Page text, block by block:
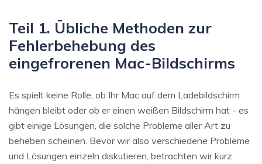
Teil 1. Übliche Methoden zur
Fehlerbehebung des
eingefrorenen Mac-Bildschirms
Es spielt keine Rolle, ob Ihr Mac auf dem Ladebildschirm
hängen bleibt oder ob er einen weißen Bildschirm hat - es
gibt einige Lösungen, die solche Probleme aller Art zu
beheben scheinen. Bevor wir also verschiedene Probleme
und Lösungen einzeln diskutieren, betrachten wir kurz